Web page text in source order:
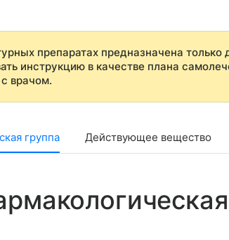
препаратах предназначена только
инструкцию в качестве плана
врачом.
группа Действующее вещество